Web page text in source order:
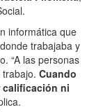
informática que
trabajaba y
“A las personas
Cuando
calificación ni